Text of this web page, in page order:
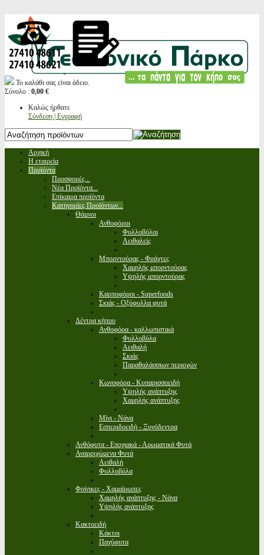
Το καλάθι σας είναι άδειο.
Σύνολο : 0,00 €
Καλώς ήρθατε
Σύνδεση | Εγγραφή
Αρχική
Η εταιρεία
Προϊόντα
Προσφορές...
Νέα Προϊόντα...
Επίκαιρα προϊόντα
Κατηγορίες Προϊόντων...
Θάμνοι
Ανθοφόροι
Φυλλοβόλοι
Αειθαλείς
Μπορντούρας - Φράχτες
Χαμηλής μπορντούρας
Υψηλής μπορντούρας
Καρποφόροι - Superfoods
Σκιάς - Οξύφυλλα φυτά
Δέντρα κήπου
Ανθοφόρα - καλλωπιστικά
Φυλλοβόλα
Αειθαλή
Σκιάς
Παραθαλάσσιων περιοχών
Κωνοφόρα - Κυπαρισσοειδή
Υψηλής ανάπτυξης
Χαμηλής ανάπτυξης
Μίνι - Νάνα
Εσπεριδοειδή - Ξυνόδεντρα
Ανθόφυτα - Εποχιακά - Αρωματικά Φυτά
Αναρριχώμενα Φυτά
Αειθαλή
Φυλλοβόλα
Φοίνικες - Χαμαίρωπες
Χαμηλής ανάπτυξης - Νάνα
Υψηλής ανάπτυξης
Κακτοειδή
Κάκτοι
Παχύφυτα